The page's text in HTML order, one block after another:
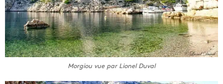
Morgiou vue par Lionel Duval